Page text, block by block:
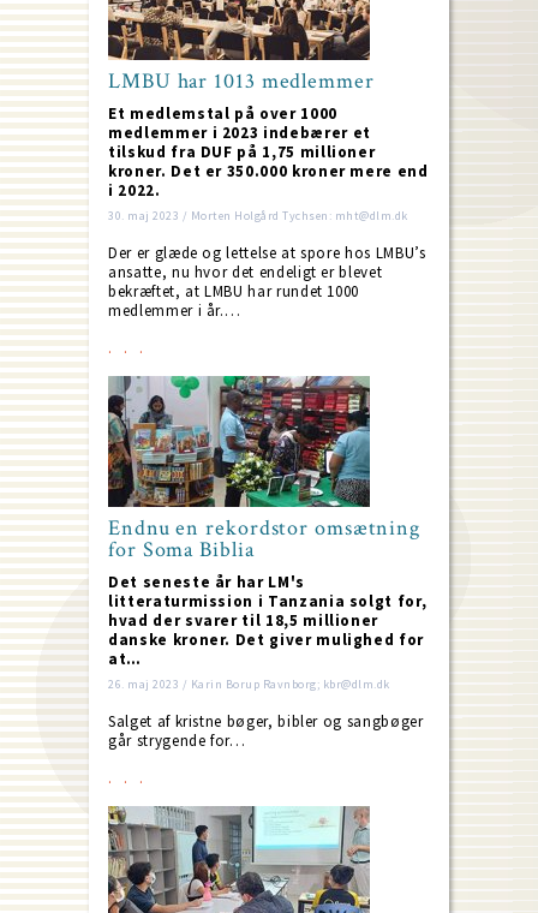
LMBU har 1013 medlemmer
Et medlemstal på over 1000
medlemmer i 2023 indebærer et
tilskud fra DUF på 1,75 millioner
kroner. Det er 350.000 kroner mere end
i 2022.
30. maj 2023 / Morten Holgård Tychsen: mht@dlm.dk
Der er glæde og lettelse at spore hos LMBU’s
ansatte, nu hvor det endeligt er blevet
bekræftet, at LMBU har rundet 1000
medlemmer i år.…
Endnu en rekordstor omsætning
for Soma Biblia
Det seneste år har LM's
litteraturmission i Tanzania solgt for,
hvad der svarer til 18,5 millioner
danske kroner. Det giver mulighed for
at…
26. maj 2023 / Karin Borup Ravnborg; kbr@dlm.dk
Salget af kristne bøger, bibler og sangbøger
går strygende for…